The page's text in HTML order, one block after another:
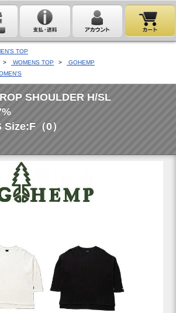
TOP
> WOMENS TOP >
GOHEMP
SHOULDER H/SL
（0）